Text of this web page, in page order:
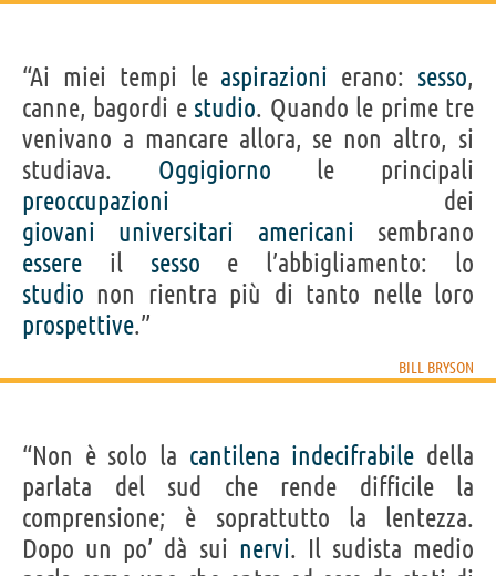
“Ai miei tempi le aspirazioni erano: sesso,
canne, bagordi e studio. Quando le prime tre
venivano a mancare allora, se non altro, si
studiava. Oggigiorno le principali
preoccupazioni dei
giovani
universitari americani sembrano
essere il sesso e l’abbigliamento: lo
studio non rientra più di tanto nelle loro
prospettive.”
BILL BRYSON
“Non è solo la cantilena indecifrabile della
parlata del sud che rende difficile la
comprensione; è soprattutto la lentezza.
Dopo un po’ dà sui nervi. Il sudista medio